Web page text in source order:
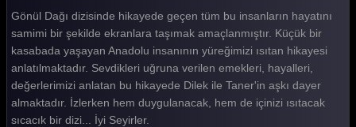
Gönül Dağı 163. Bölüm
Gönül Dağı 162. Bölüm
Gönül Dağı 161. Bölüm
Gönül Dağı 160. Bölüm
Gönül Dağı dizisinde hikayede geçen tüm bu insanların hayatını
samimi bir şekilde ekranlara taşımak amaçlanmıştır. Küçük bir
kasabada yaşayan Anadolu insanının yüreğimizi ısıtan hikayesi
anlatılmaktadır. Sevdikleri uğruna verilen emekleri, hayalleri,
değerlerimizi anlatan bu hikayede Dilek ile Taner'in aşkı dayer
almaktadır. İzlerken hem duygulanacak, hem de içinizi ısıtacak
sıcacık bir dizi... İyi Seyirler.